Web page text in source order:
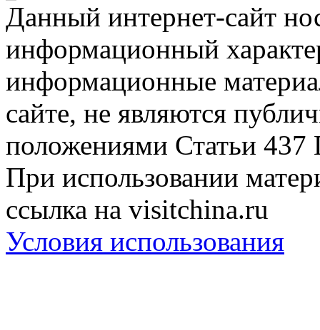
Данный интернет-сайт
информационный
информационные
сайте, не являются
положениями Статьи 437
При использовании
ссылка на visitchina.ru
Условия использования